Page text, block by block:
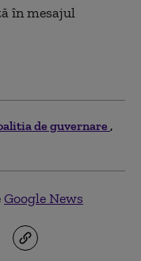
în mesajul
de guvernare
Google News